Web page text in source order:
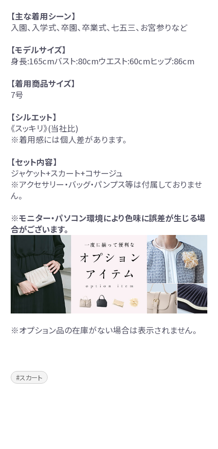
【主な着用シーン】
入園、入学式、卒園、卒業式、七五三、お宮参りなど
【モデルサイズ】
身長:165cmバスト:80cmウエスト:60cmヒップ:86cm
【着用商品サイズ】
7号
【シルエット】
《スッキリ》(当社比)
※着用感には個人差があります。
【セット内容】
ジャケット+スカート+コサージュ
※アクセサリー・バッグ・パンプス等は付属しておりませ
ん。
※モニター・パソコン環境により色味に誤差が生じる場
合がございます。
※オプション品の在庫がない場合は表示されません。
スカート